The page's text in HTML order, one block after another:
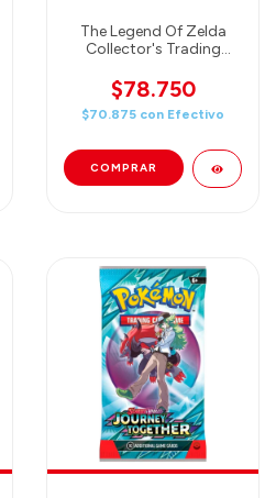
The Legend Of Zelda
Collector's Trading
of 6 cards each / Poster /
Foil Card / Collector Pin /
Gold Foil & More!
$78.750
$70.875 con Efectivo